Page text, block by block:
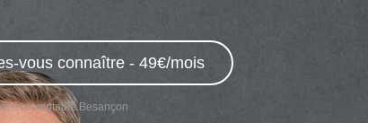
vous connaître - 49€/mois
comptable Besançon